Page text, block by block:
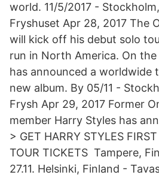
world. 11/5/2017 -
Fryshuset Apr 28, 2017 The
will kick off his debut solo
run in North America. On
has announced a worldwide
new album. By 05/11 -
Frysh Apr 29, 2017 Former
member Harry Styles has
> GET HARRY STYLES
TOUR TICKETS Tampere,
27.11. Helsinki, Finland -